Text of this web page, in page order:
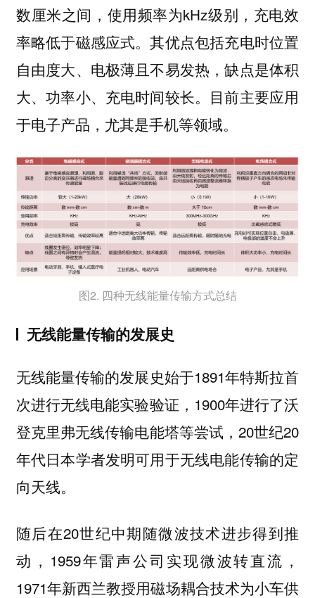
数厘米之间，使用频率为kHz级别，充电效
率略低于磁感应式。其优点包括充电时位置
自由度大、电极薄且不易发热，缺点是体积
大、功率小、充电时间较长。 目前主要应用
于电子产品，尤其是手机等领域。
图2. 四种无线能量传输方式总结
无线能量传输的发展史
无线能量传输的发展史始于1891年特斯拉首
次进行无线电能实验验证，1900年进行了沃
登克里弗无线传输电能塔等尝试，20世纪20
年代日本学者发明可用于无线电能传输的定
向天线。
随后在20世纪中期随微波技术进步得到推
动，1959年雷声公司实现微波转直流，
1971年新西兰教授用磁场耦合技术为小车供